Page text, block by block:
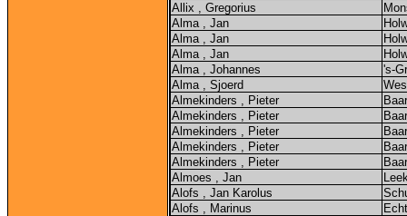
Allix , Gregorius
Alma , Jan
Alma , Jan
Alma , Jan
Alma , Johannes
's-
Alma , Sjoerd
Almekinders , Pieter
Almekinders , Pieter
Almekinders , Pieter
Almekinders , Pieter
Almekinders , Pieter
Almoes , Jan
Alofs , Jan Karolus
Alofs , Marinus